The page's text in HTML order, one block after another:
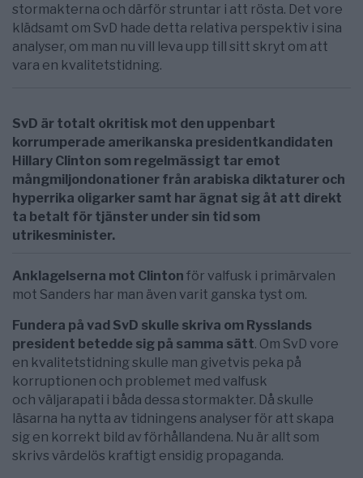
stormakterna och därför struntar i att rösta. Det vore
klädsamt om SvD hade detta relativa perspektiv i sina
analyser, om man nu vill leva upp till sitt skryt om att
vara en kvalitetstidning.
SvD är totalt okritisk mot den uppenbart
korrumperade amerikanska presidentkandidaten
Hillary Clinton som regelmässigt tar emot
mångmiljondonationer från arabiska diktaturer och
hyperrika oligarker samt har ägnat sig åt att direkt
ta betalt för tjänster under sin tid som
utrikesminister.
Anklagelserna mot Clinton för valfusk i primärvalen
mot Sanders har man även varit ganska tyst om.
Fundera på vad SvD skulle skriva om Rysslands
president betedde sig på samma sätt. Om SvD vore
en kvalitetstidning skulle man givetvis peka på
korruptionen och problemet med valfusk
och väljarapati i båda dessa stormakter. Då skulle
läsarna ha nytta av tidningens analyser för att skapa
sig en korrekt bild av förhållandena. Nu är allt som
skrivs värdelös kraftigt ensidig propaganda.